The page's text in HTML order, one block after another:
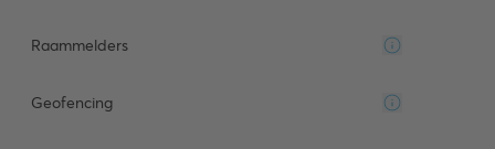
Raammelders
Geofencing